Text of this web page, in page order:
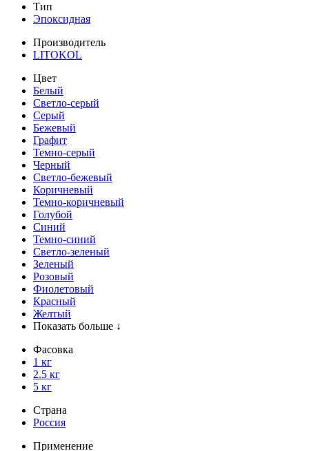
Тип
Эпоксидная
Производитель
LITOKOL
Цвет
Белый
Светло-серый
Серый
Бежевый
Графит
Темно-серый
Черный
Светло-бежевый
Коричневый
Темно-коричневый
Голубой
Синий
Темно-синий
Светло-зеленый
Зеленый
Розовый
Фиолетовый
Красный
Желтый
Показать больше ↓
Фасовка
1 кг
2.5 кг
5 кг
Страна
Россия
Применение